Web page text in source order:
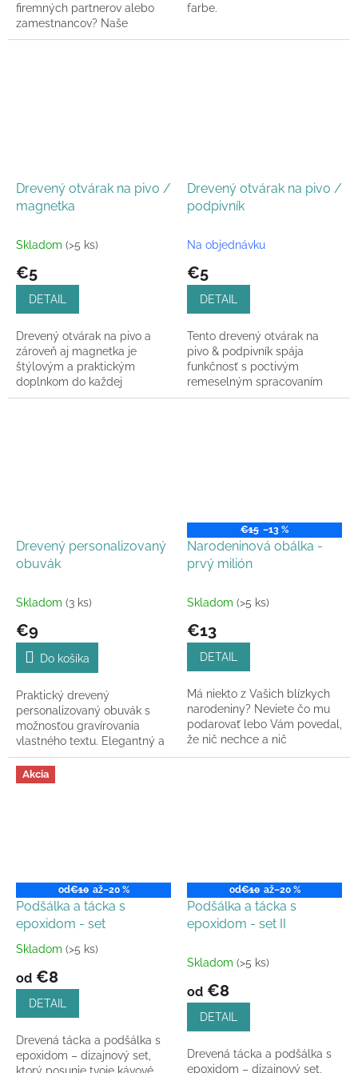
firemných partnerov alebo
zamestnancov? Naše
drevené boxy na 1 alebo 2
farbe.
Drevený otvárak na pivo /
magnetka
Skladom (>5 ks)
€5
DETAIL
Drevený otvárak na pivo a
zároveň aj magnetka je
štýlovým a praktickým
doplnkom do každej
domácnosti. Výrobok z
Drevený otvárak na pivo /
podpivník
Na objednávku
€5
DETAIL
Tento drevený otvárak na
pivo & podpivník spája
funkčnosť s poctivým
remeselným spracovaním
pre každú príležitosť. V rámci
Drevený personalizovaný
obuvák
Skladom (3 ks)
€9
Do košíka
Praktický drevený
personalizovaný obuvák s
možnosťou gravírovania
vlastného textu. Elegantný a
zároveň osobný doplnok do
domácnosti, ktorý uľahčí
obúvanie a...
€15 –13 %
Narodeninová obálka -
prvý milión
Skladom (>5 ks)
€13
DETAIL
Má niekto z Vašich blízkych
narodeniny? Neviete čo mu
podarovať lebo Vám povedal,
že nič nechce a nič
nepotrebuje? No a čo takto
Akcia
od€10 až–20 %
Podšálka a tácka s
epoxidom - set
Priemerné
produktu
5
hviezdičiek.
Skladom (>5 ks)
od €8
DETAIL
Drevená tácka a podšálka s
epoxidom – dizajnový set,
od€10 až–20 %
Podšálka a tácka s
epoxidom - set II
Skladom (>5 ks)
od €8
DETAIL
Drevená tácka a podšálka s
epoxidom – dizajnový set,